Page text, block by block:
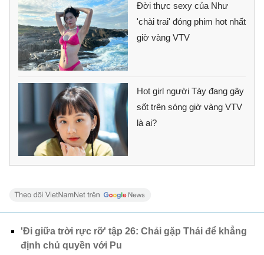
Đời thực sexy của Như
'chài trai' đóng phim hot nhất
giờ vàng VTV
Hot girl người Tày đang gây
sốt trên sóng giờ vàng VTV
là ai?
'Đi giữa trời rực rỡ' tập 26: Chải gặp Thái để khẳng
định chủ quyền với Pu